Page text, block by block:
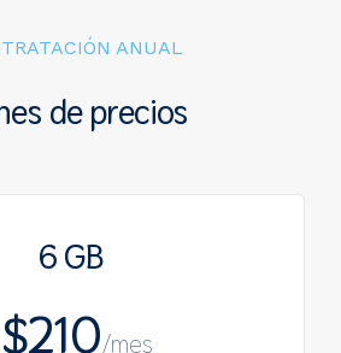
ANUAL
de precios
6 GB
$210/mes